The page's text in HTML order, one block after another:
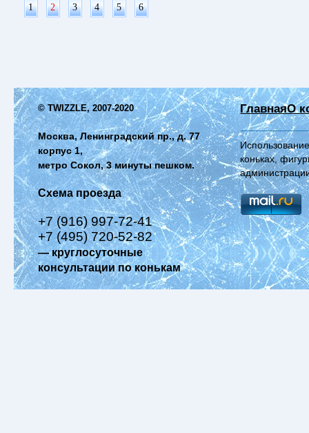
1 2 3 4 5 6
© TWIZZLE, 2007-2020
Москва, Ленинградский пр., д. 77
корпус 1,
метро Сокол, 3 минуты пешком.
Схема проезда
+7 (916) 997-72-41
+7 (495) 720-52-82
— круглосуточные
консультации по конькам
ГлавнаяО
коньках,